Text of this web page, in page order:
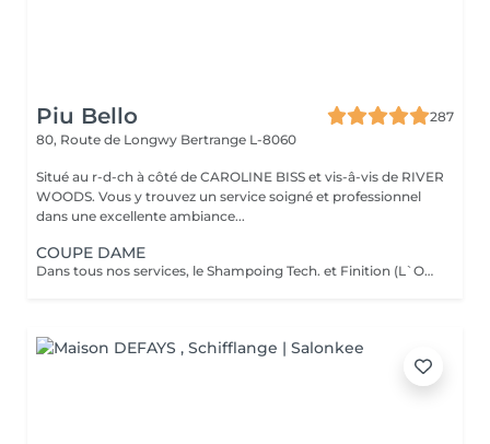
Piu Bello
287
80, Route de Longwy Bertrange L-8060
Situé au r-d-ch à côté de CAROLINE BISS et vis-â-vis de RIVER
WOODS. Vous y trouvez un service soigné et professionnel
dans une excellente ambiance...
COUPE DAME
Dans tous nos services, le Shampoing Tech. et Finition (L`OREAL) sont compris.